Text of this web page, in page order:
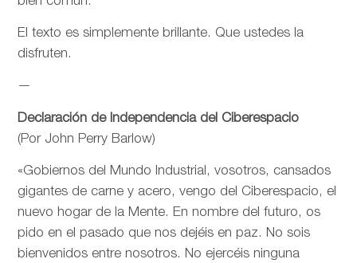
El texto es simplemente brillante. Que ustedes la
disfruten.
—
Declaración de Independencia del Ciberespacio
(Por John Perry Barlow)
«Gobiernos del Mundo Industrial, vosotros, cansados
gigantes de carne y acero, vengo del Ciberespacio, el
nuevo hogar de la Mente. En nombre del futuro, os
pido en el pasado que nos dejéis en paz. No sois
bienvenidos entre nosotros. No ejercéis ninguna